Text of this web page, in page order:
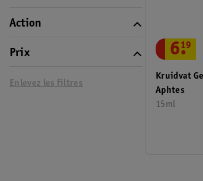
Action
Prix
Enlevez les filtres
Kruidvat Gel Buccal Pour Les
Aphtes
15ml
6.
19